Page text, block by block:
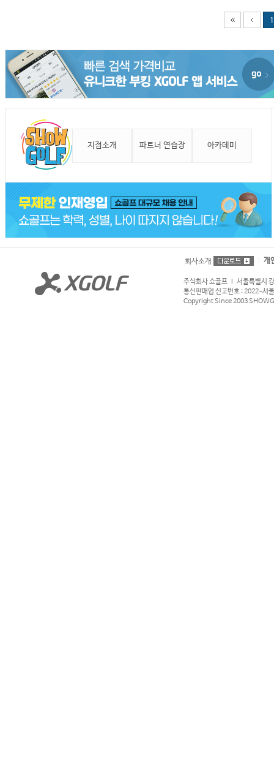
1
지점소개 파트너 연습장 아카데미
회사소개 개
주식회사 쇼골프 l 서울특별시
통신판매업 신고번호 : 2022-
Copyright Since 2003